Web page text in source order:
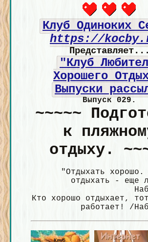
Клуб Одиноких
https://
Представляет...
"Клуб
Хорошего
Выпуски
Выпуск 029.
~~~~~
к
отдыху.
"Отдыхать хорошо.
отдыхать - еще
Кто хорошо отдыхает,
работает! /